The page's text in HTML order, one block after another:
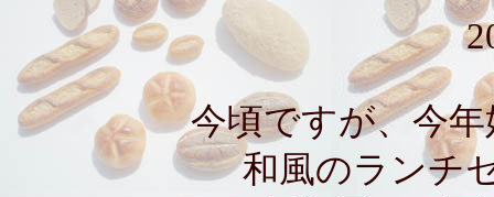
今頃ですが、今
和風のランチ